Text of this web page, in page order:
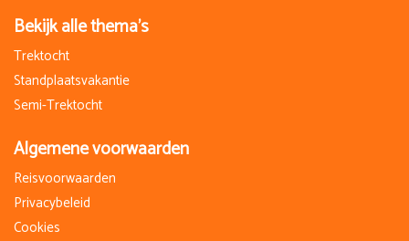
Bekijk alle thema's
Trektocht
Standplaatsvakantie
Semi-Trektocht
Algemene voorwaarden
Reisvoorwaarden
Privacybeleid
Cookies